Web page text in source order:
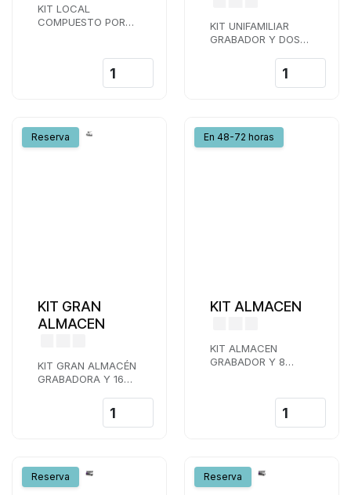
KIT LOCAL
COMPUESTO POR
KIT UNIFAMILIAR
GRABADOR Y DOS
Reserva
KIT GRAN
ALMACEN
KIT GRAN ALMACÉN
GRABADORA Y 16
En 48-72 horas
KIT ALMACEN
KIT ALMACEN
GRABADOR Y 8
Reserva Reserva